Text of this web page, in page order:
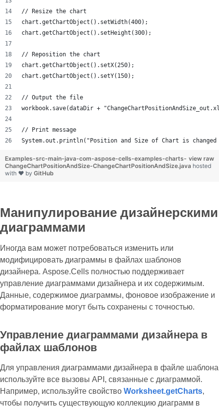
// Resize the chart
chart.getChartObject().setWidth(400);
chart.getChartObject().setHeight(300);
// Reposition the chart
chart.getChartObject().setX(250);
chart.getChartObject().setY(150);
// Output the file
workbook.save(dataDir +
// Print message
System.out.println("Position and Size of Chart is
view raw
Examples-src-main-java-com-aspose-cells-examples-charts-
ChangeChartPositionAndSize-ChangeChartPositionAndSize.java hosted
with ❤ by GitHub
Манипулирование дизайнерскими
диаграммами
Иногда вам может потребоваться изменить или
модифицировать диаграммы в файлах шаблонов
дизайнера. Aspose.Cells полностью поддерживает
управление диаграммами дизайнера и их содержимым.
Данные, содержимое диаграммы, фоновое изображение и
форматирование могут быть сохранены с точностью.
Управление диаграммами дизайнера в
файлах шаблонов
Для управления диаграммами дизайнера в файле шаблона
используйте все вызовы API, связанные с диаграммой.
Например, используйте свойство Worksheet.getCharts,
чтобы получить существующую коллекцию диаграмм в